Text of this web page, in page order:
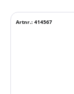
Artnr.: 414567